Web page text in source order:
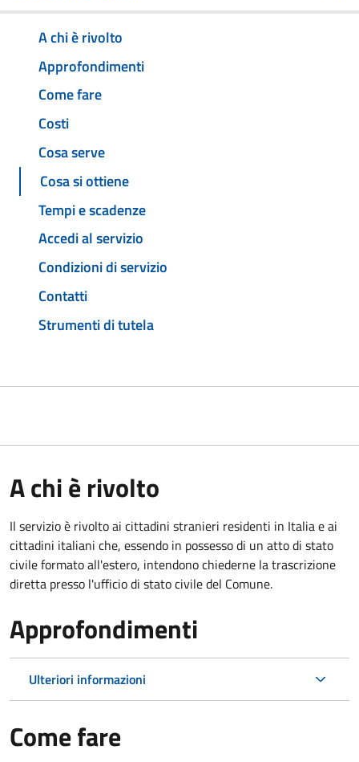
A chi è rivolto
Approfondimenti
Come fare
Costi
Cosa serve
Cosa si ottiene
Tempi e scadenze
Accedi al servizio
Condizioni di servizio
Contatti
Strumenti di tutela
A chi è rivolto
Il servizio è rivolto ai cittadini stranieri residenti in Italia e ai
cittadini italiani che, essendo in possesso di un atto di stato
civile formato all'estero, intendono chiederne la trascrizione
diretta presso l'ufficio di stato civile del Comune.
Approfondimenti
Ulteriori informazioni
Come fare